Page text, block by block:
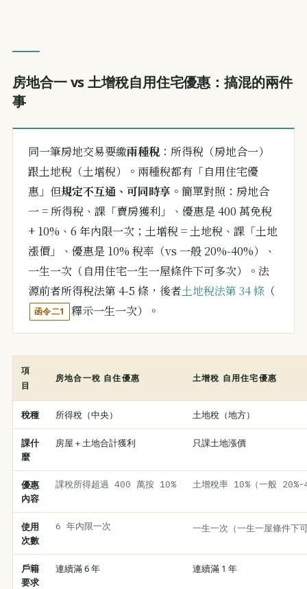
房地合一 vs 土增稅自用住宅優惠：搞混的兩件
事
同一筆房地交易要繳兩種稅 ：所得稅（房地合一）
跟土地稅（土增稅）。兩種稅都有「自用住宅優
惠」但規定不互通、可同時享 。簡單對照：房地合
一 = 所得稅、課「賣房獲利」、優惠是 400 萬免稅
+ 10%、6 年內限一次；土增稅 = 土地稅、課「土地
漲價」、優惠是 10% 稅率（vs 一般 20%-40%）、
一生一次（自用住宅一生一屋條件下可多次）。法
源前者所得稅法第 4-5 條，後者土地稅法第 34 條 （
函令二1 釋示一生一次）。
項
目
房地合一稅 自住優惠 土增稅 自用住宅優惠
稅種 所得稅（中央） 土地稅（地方）
課什
麼
房屋＋土地合計獲利 只課土地漲價
優惠
內容
課稅所得超過 400 萬按 10% 土增稅率 10%（一般 20%-
使用
次數
6 年內限一次 一生一次（一生一屋條件下
戶籍
要求
連續滿 6 年 連續滿 1 年